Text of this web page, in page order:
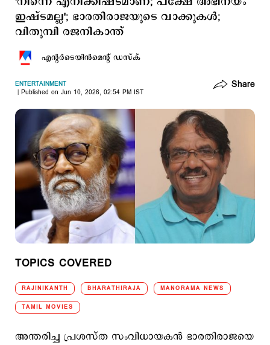
ഇഷ്ടമല്ല'; ഭാരതിരാജയുടെ വാക്കുകള്‍;
വിതുമ്പി രജനികാന്ത്
എന്‍റര്‍ടെയിന്‍മെന്‍റ് ഡസ്ക്
ENTERTAINMENT
Published on Jun 10, 2026, 02:54 PM IST
Share
TOPICS COVERED
RAJINIKANTH BHARATHIRAJA MANORAMA NEWS
TAMIL MOVIES
അന്തരിച്ച പ്രശസ്ത സംവിധായകൻ ഭാരതിരാജയെ